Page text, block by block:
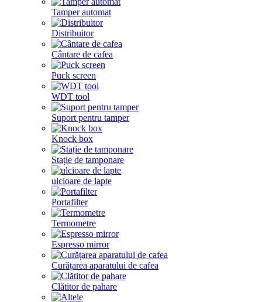
Tamper automat
Distribuitor
Cântare de cafea
Puck screen
WDT tool
Suport pentru tamper
Knock box
Stație de tamponare
ulcioare de lapte
Portafilter
Termometre
Espresso mirror
Curățarea aparatului de cafea
Clătitor de pahare